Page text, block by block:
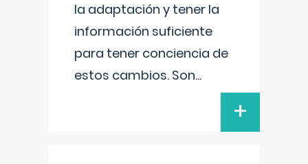
la adaptación y tener la
información suficiente
para tener conciencia de
estos cambios. Son...
+